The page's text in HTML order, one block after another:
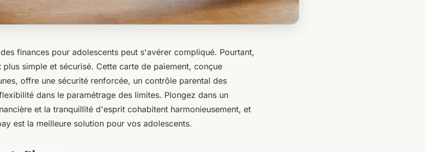
finances pour adolescents peut s'avérer compliqué. Pourtant,
simple et sécurisé. Cette carte de paiement, conçue
offre une sécurité renforcée, un contrôle parental des
dans le paramétrage des limites. Plongez dans un
et la tranquillité d'esprit cohabitent harmonieusement, et
est la meilleure solution pour vos adolescents.